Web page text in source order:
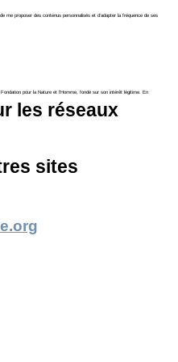
proposer des contenus personnalisés et d’adapter la fréquence de ses
pour la Nature et l’Homme, fondé sur son intérêt légitime. En
les réseaux
sites